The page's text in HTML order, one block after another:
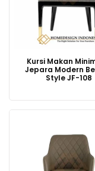
Kursi Makan
Jepara Modern
Style JF-108